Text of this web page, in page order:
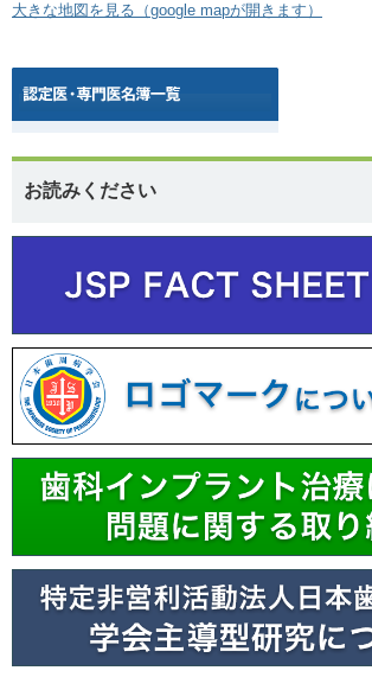
大きな地図を見る（google mapが開きます）
お読みください